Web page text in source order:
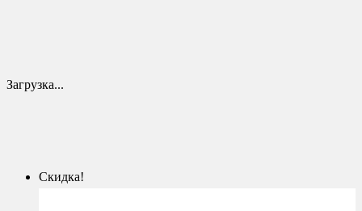
Загрузка...
Скидка!